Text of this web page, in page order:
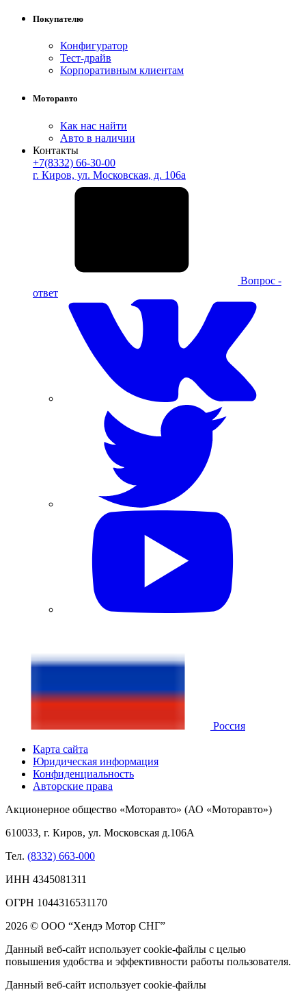
Покупателю
Конфигуратор
Тест-драйв
Корпоративным клиентам
Моторавто
Как нас найти
Авто в наличии
Контакты
+7(8332) 66-30-00
г. Киров, ул. Московская, д. 106а
Вопрос -
ответ
Россия
Карта сайта
Юридическая информация
Конфиденциальность
Авторские права
Акционерное общество «Моторавто» (АО «Моторавто»)
610033, г. Киров, ул. Московская д.106А
Тел. (8332) 663-000
ИНН 4345081311
ОГРН 1044316531170
2026 © ООО “Хендэ Мотор СНГ”
Данный веб-сайт использует cookie-файлы с целью
повышения удобства и эффективности работы пользователя.
Данный веб-сайт использует cookie-файлы